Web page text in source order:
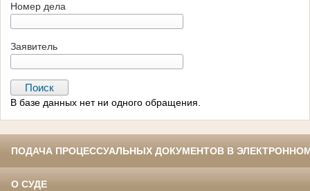
Номер дела
Заявитель
В базе данных нет ни одного обращения.
ПОДАЧА ПРОЦЕССУАЛЬНЫХ ДОКУМЕНТОВ В
О СУДЕ